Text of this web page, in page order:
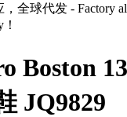
全球代发 - Factory
Boston
JQ9829